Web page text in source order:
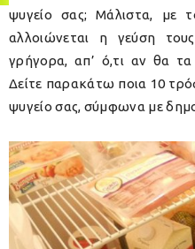
ψυγείο σας; Μάλιστα, με
αλλοιώνεται η γεύση
γρήγορα, απ’ ό,τι αν θα τα
Δείτε παρακάτω ποια 10
ψυγείο σας, σύμφωνα με